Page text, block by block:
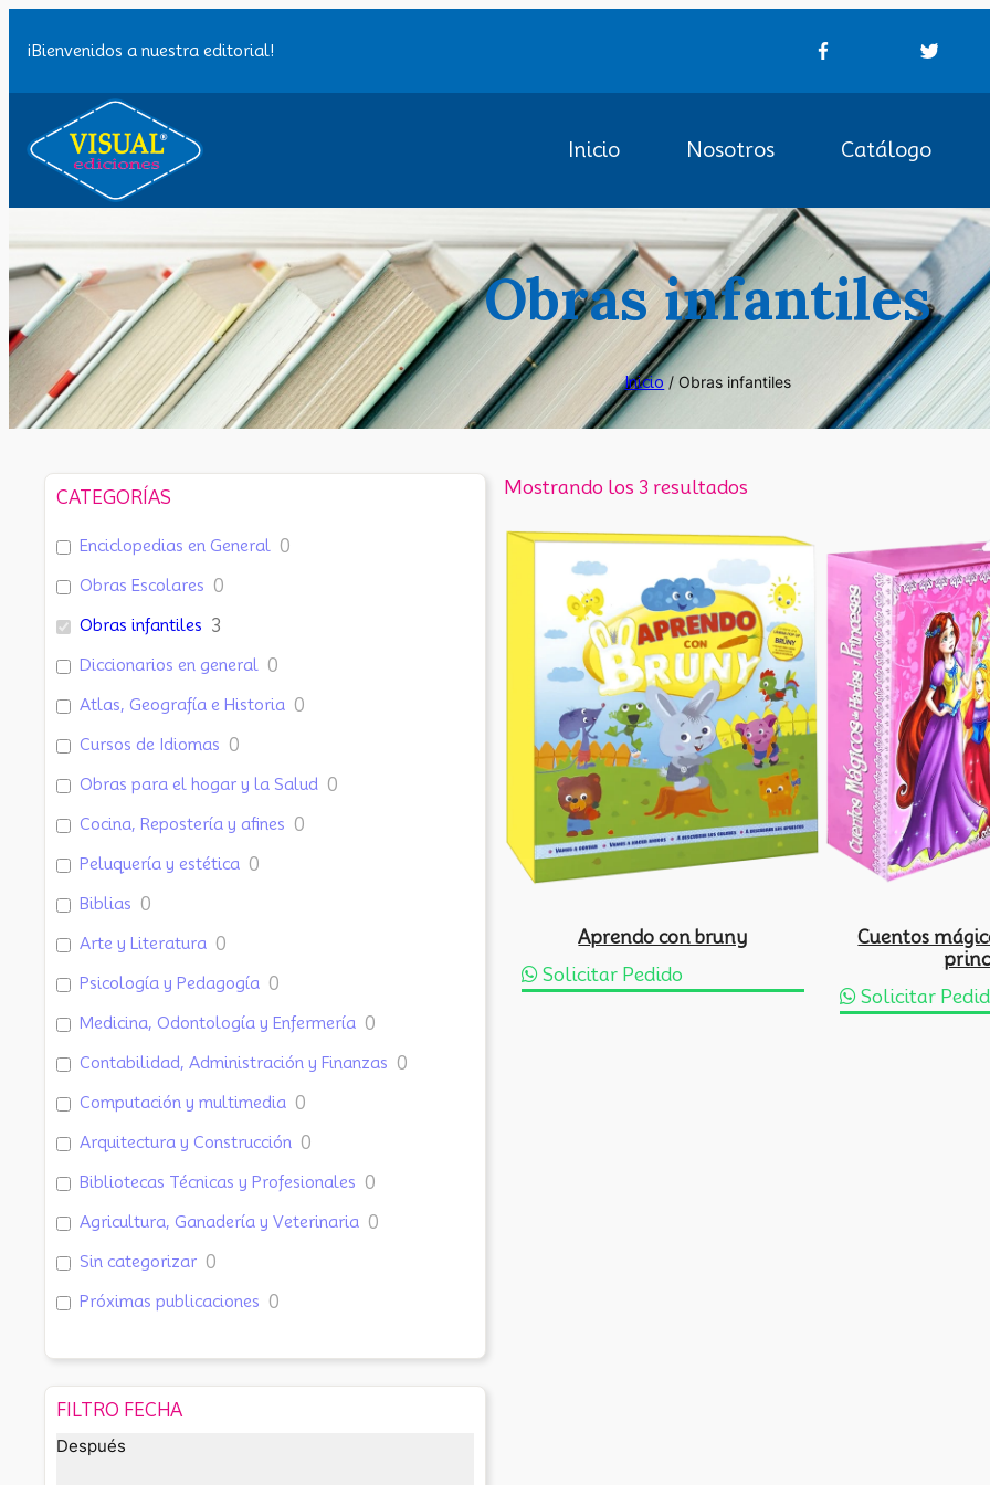
¡Bienvenidos a nuestra editorial!
Inicio Nosotros Catálogo
Obras infantiles
Inicio / Obras infantiles
CATEGORÍAS
Enciclopedias en General 0
Obras Escolares 0
Obras infantiles 3
Diccionarios en general 0
Atlas, Geografía e Historia 0
Cursos de Idiomas 0
Obras para el hogar y la Salud 0
Cocina, Repostería y afines 0
Peluquería y estética 0
Biblias 0
Arte y Literatura 0
Psicología y Pedagogía 0
Medicina, Odontología y Enfermería 0
Contabilidad, Administración y Finanzas 0
Computación y multimedia 0
Arquitectura y Construcción 0
Bibliotecas Técnicas y Profesionales 0
Agricultura, Ganadería y Veterinaria 0
Sin categorizar 0
Próximas publicaciones 0
FILTRO FECHA
Después
Mostrando los 3 resultados
Aprendo con bruny
Solicitar Pedido
Cuentos
Solicitar